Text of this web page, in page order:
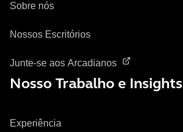
Sobre nós
Nossos Escritórios
Junte-se aos Arcadianos
Nosso Trabalho e Insights
Experiência